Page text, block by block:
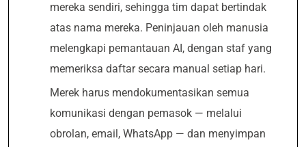
mereka sendiri, sehingga tim dapat bertindak
atas nama mereka. Peninjauan oleh manusia
melengkapi pemantauan AI, dengan staf yang
memeriksa daftar secara manual setiap hari.
Merek harus mendokumentasikan semua
komunikasi dengan pemasok — melalui
obrolan, email, WhatsApp — dan menyimpan